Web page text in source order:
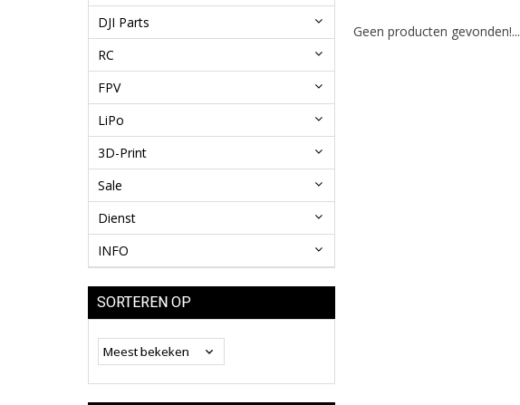
DJI Parts
RC
FPV
LiPo
3D-Print
Sale
Dienst
INFO
SORTEREN OP
Geen producten gevonden!...